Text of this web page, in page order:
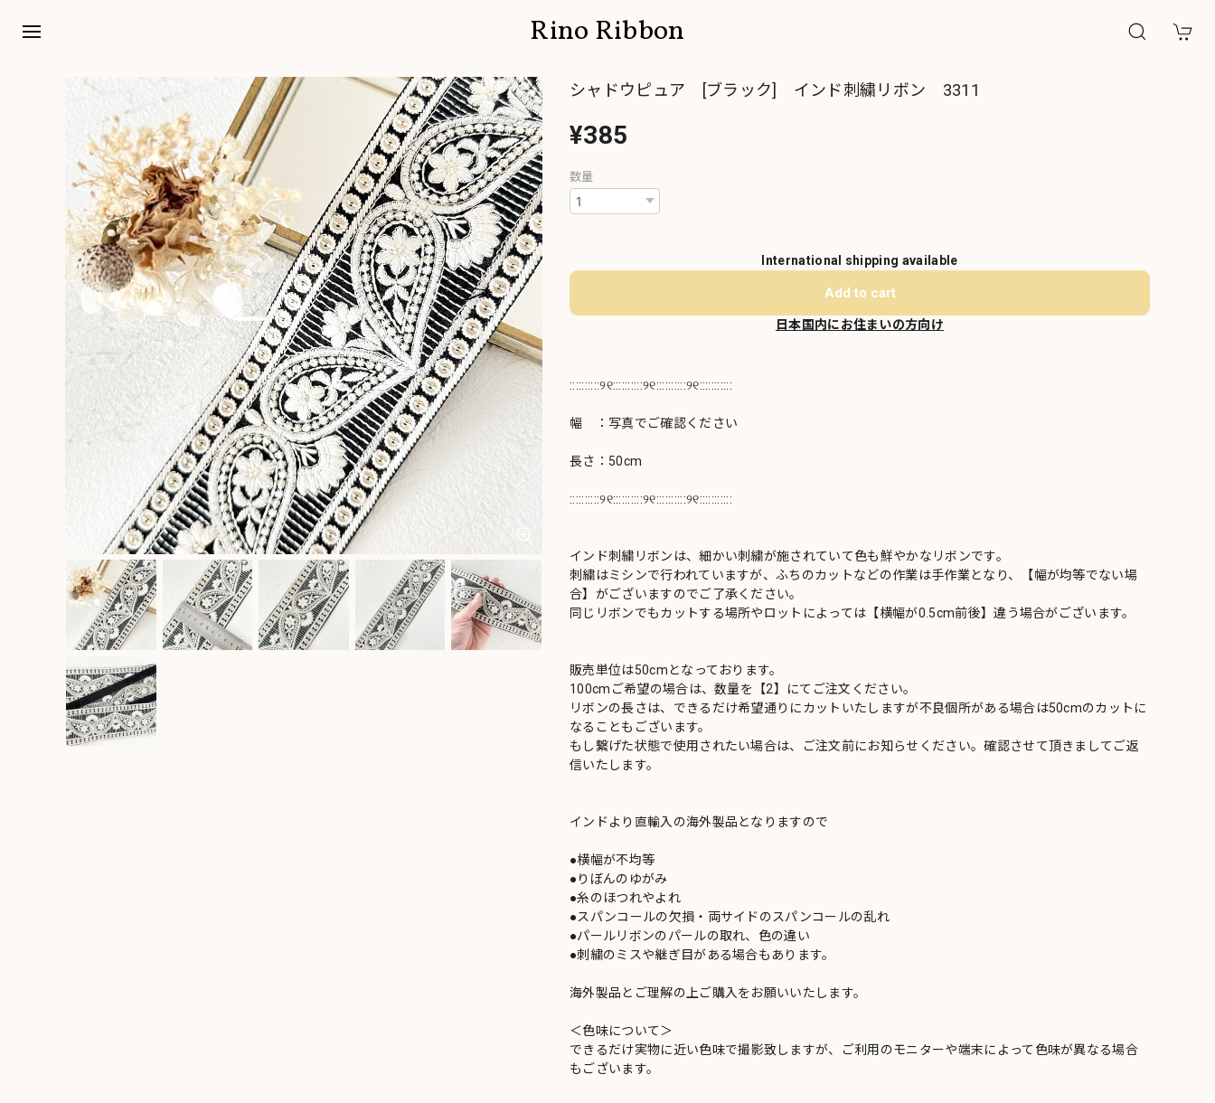
Rino Ribbon
シャドウピュア [ブラック] インド刺繍リボン 3311
¥385
数量
International shipping available
Add to cart
日本国内にお住まいの方向け
::::::::::୨୧::::::::::୨୧::::::::::୨୧:::::::::::
幅 ：写真でご確認ください
長さ：50cm
::::::::::୨୧::::::::::୨୧::::::::::୨୧:::::::::::
インド刺繍リボンは、細かい刺繍が施されていて色も鮮やかなリボンです。
刺繍はミシンで行われていますが、ふちのカットなどの作業は手作業となり、【幅が均等でない場
合】がございますのでご了承ください。
同じリボンでもカットする場所やロットによっては【横幅が0.5cm前後】違う場合がございます。
販売単位は50cmとなっております。
100cmご希望の場合は、数量を【2】にてご注文ください。
リボンの長さは、できるだけ希望通りにカットいたしますが不良個所がある場合は50cmのカットに
なることもございます。
もし繋げた状態で使用されたい場合は、ご注文前にお知らせください。確認させて頂きましてご返
信いたします。
インドより直輸入の海外製品となりますので
●横幅が不均等
●りぼんのゆがみ
●糸のほつれやよれ
●スパンコールの欠損・両サイドのスパンコールの乱れ
●パールリボンのパールの取れ、色の違い
●刺繍のミスや継ぎ目がある場合もあります。
海外製品とご理解の上ご購入をお願いいたします。
＜色味について＞
できるだけ実物に近い色味で撮影致しますが、ご利用のモニターや端末によって色味が異なる場合
もございます。